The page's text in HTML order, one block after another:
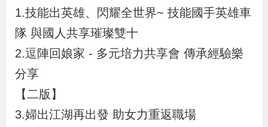
息
發
布
服
1.技能出英雄、閃耀全世界~ 技能國手英雄車
隊 與國人共享璀璨雙十
2.逗陣回娘家 - 多元培力共享會 傳承經驗樂
分享
【二版】
3.婦出江湖再出發 助女力重返職場